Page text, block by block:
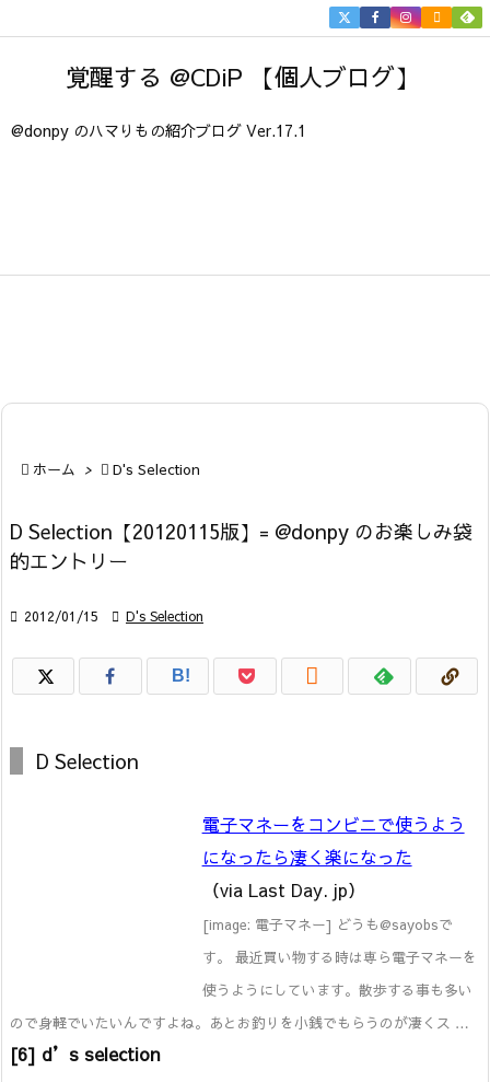
覚醒する @CDiP 【個人ブログ】
@donpy のハマりもの紹介ブログ Ver.17.1


 ホーム >  D's Selection
D Selection【20120115版】= @donpy のお楽しみ袋
的エントリー
 2012/01/15  D's Selection
B! 
D Selection
電子マネーをコンビニで使うよう
になったら凄く楽になった
（via Last Day. jp）
[image: 電子マネー] どうも@sayobsで
す。 最近買い物する時は専ら電子マネーを
使うようにしています。散歩する事も多い
ので身軽でいたいんですよね。あとお釣りを小銭でもらうのが凄くス …
[6] d’s selection